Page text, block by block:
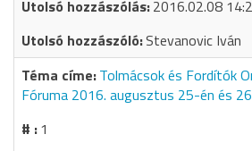
2016.02.08
Stevanovic Iván
Tolmácsok és Fordítók
Fóruma 2016. augusztus 25-én és
1